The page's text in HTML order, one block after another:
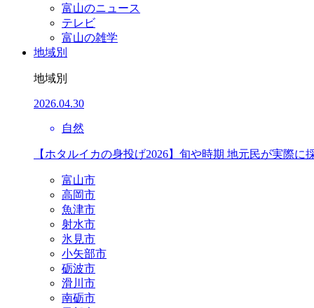
富山のニュース
テレビ
富山の雑学
地域別
地域別
2026.04.30
自然
【ホタルイカの身投げ2026】旬や時期 地元民が実際に
富山市
高岡市
魚津市
射水市
氷見市
小矢部市
砺波市
滑川市
南砺市